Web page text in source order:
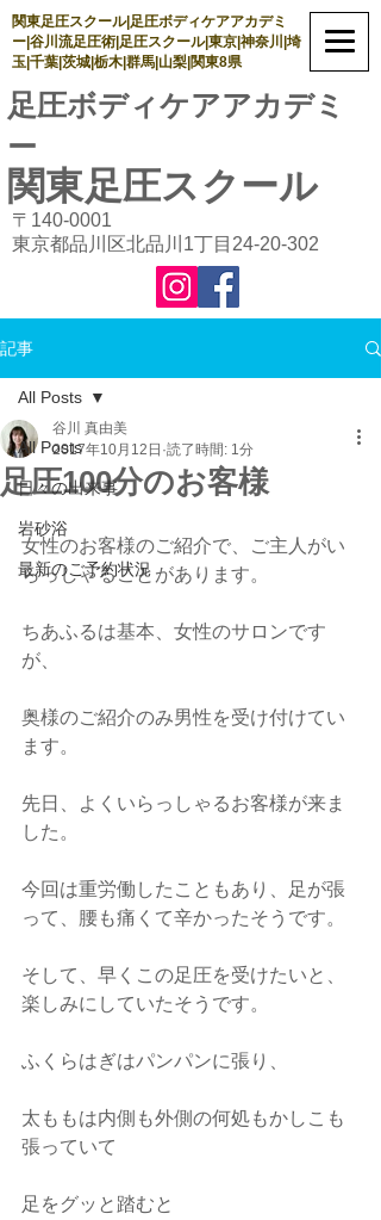
関東足圧スクール|足圧ボディケアアカデミ
ー|谷川流足圧術|足圧スクール|東京|神奈川|埼
玉|千葉|茨城|栃木|群馬|山梨|関東8県
足圧ボディケアアカデミ
ー
関東足圧スクール
〒140-0001
東京都品川区北品川1丁目24-20-302
記事
All Posts
日々の出来事
岩砂浴
最新のご予約状況
All Posts
足圧100分のお客様
谷川 真由美
2017年10月12日 読了時間: 1分
女性のお客様のご紹介で、ご主人がい
らっしゃることがあります。
ちあふるは基本、女性のサロンです
が、
奥様のご紹介のみ男性を受け付けてい
ます。
先日、よくいらっしゃるお客様が来ま
した。
今回は重労働したこともあり、足が張
って、腰も痛くて辛かったそうです。
そして、早くこの足圧を受けたいと、
楽しみにしていたそうです。
ふくらはぎはパンパンに張り、
太ももは内側も外側の何処もかしこも
張っていて
足をグッと踏むと